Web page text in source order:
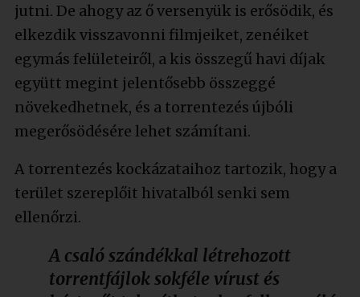
jutni. De ahogy az ő versenyük is erősödik, és
elkezdik visszavonni filmjeiket, zenéiket
egymás felületeiről, a kis összegű havi díjak
együtt megint jelentősebb összeggé
növekedhetnek, és a torrentezés újbóli
megerősödésére lehet számítani.
A torrentezés kockázataihoz tartozik, hogy a
terület szereplőit hivatalból senki sem
ellenőrzi.
A csaló szándékkal létrehozott
torrentfájlok sokféle vírust és